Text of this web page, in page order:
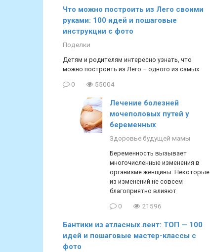
Что можно построить из Лего своими
руками: 100 идей и пошаговые
инструкции с фото
Поделки
Детям и родителям интересно узнать, что
можно построить из Лего – одного из самых
0 55004
Лечение болезней
мочеполовых путей у
беременных
Здоровье будущей мамы
Беременность вызывает
многочисленные изменения в
организме женщины. Некоторые
из изменений не совсем
благоприятно влияют
0 21596
Бантики из атласных лент: ТОП — 100
идей и пошаговые мастер-классы с
фото